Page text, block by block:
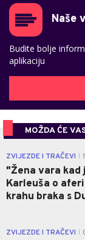
Naše
Budite bolje
aplikaciju
MOŽDA ĆE
ZVIJEZDE I TRAČEVI
"Žena vara kad
Karleuša o
krahu braka s
ZVIJEZDE I TRAČEVI